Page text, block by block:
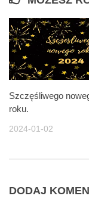
Szczęśliwego
roku.
2024-01-02
DODAJ